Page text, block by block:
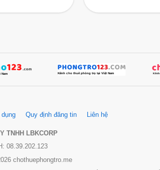
Quy định đăng tin Liên hệ
TNHH LBKCORP
08.39.202.123
chothuephongtro.me